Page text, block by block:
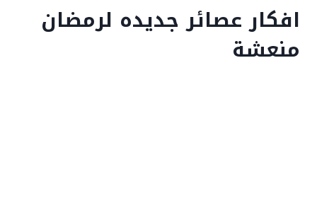
افكار عصائر جديده لرمضان
منعشة